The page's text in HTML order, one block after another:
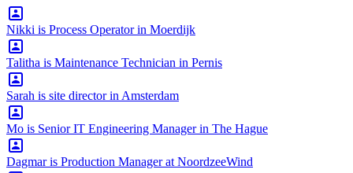
Nikki is Process Operator in Moerdijk
Talitha is Maintenance Technician in Pernis
Sarah is site director in Amsterdam
Mo is Senior IT Engineering Manager in The Hague
Dagmar is Production Manager at NoordzeeWind